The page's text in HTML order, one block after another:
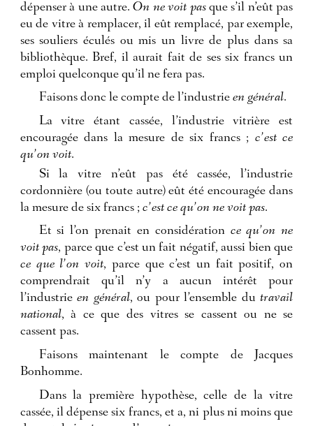
dépenser à une autre.On ne voit pasque s’il n’eût pas
eu de vitre à remplacer, il eût remplacé, par exemple,
ses souliers éculés ou mis un livre de plus dans sa
bibliothèque. Bref, il aurait fait de ses six francs un
emploi quelconque qu’il ne fera pas.
Faisons donc le compte de l’industrie en général.
La vitre étant cassée, l’industrie vitrière est
encouragée dans la mesure de six francs ; c’est ce
qu’on voit.
Si la vitre n’eût pas été cassée, l’industrie
cordonnière (ou toute autre) eût été encouragée dans
la mesure de six francs ; c’est ce qu’on ne voit pas.
Et si l’on prenait en considération ce qu’on ne
voit pas, parce que c’est un fait négatif, aussi bien que
ce que l’on voit, parce que c’est un fait positif, on
comprendrait qu’il n’y a aucun intérêt pour
l’industrieen général, ou pour l’ensemble dutravail
national, à ce que des vitres se cassent ou ne se
cassent pas.
Faisons maintenant le compte de Jacques
Bonhomme.
Dans la première hypothèse, celle de la vitre
cassée, il dépense six francs, et a, ni plus ni moins que